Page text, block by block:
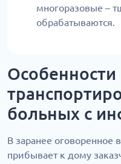
многоразовые –
обрабатываются.
Особенности
больных с
В заранее оговоренное
прибывает к дому